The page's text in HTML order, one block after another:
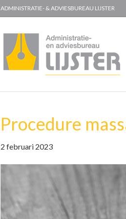
ADMINISTRATIE- & ADVIESBUREAU LIJSTER
Procedure
2 februari 2023